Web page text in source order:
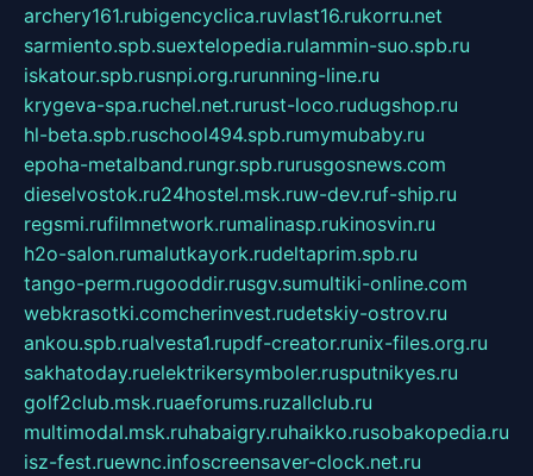
archery161.rubigencyclica.ruvlast16.rukorru.net
sarmiento.spb.suextelopedia.rulammin-suo.spb.ru
iskatour.spb.rusnpi.org.rurunning-line.ru
krygeva-spa.ruchel.net.rurust-loco.rudugshop.ru
hl-beta.spb.ruschool494.spb.rumymubaby.ru
epoha-metalband.rungr.spb.rurusgosnews.com
dieselvostok.ru24hostel.msk.ruw-dev.ruf-ship.ru
regsmi.rufilmnetwork.rumalinasp.rukinosvin.ru
h2o-salon.rumalutkayork.rudeltaprim.spb.ru
tango-perm.rugooddir.rusgv.sumultiki-online.com
webkrasotki.comcherinvest.rudetskiy-ostrov.ru
ankou.spb.rualvesta1.rupdf-creator.runix-files.org.ru
sakhatoday.ruelektrikersymboler.rusputnikyes.ru
golf2club.msk.ruaeforums.ruzallclub.ru
multimodal.msk.ruhabaigry.ruhaikko.rusobakopedia.ru
isz-fest.ruewnc.infoscreensaver-clock.net.ru